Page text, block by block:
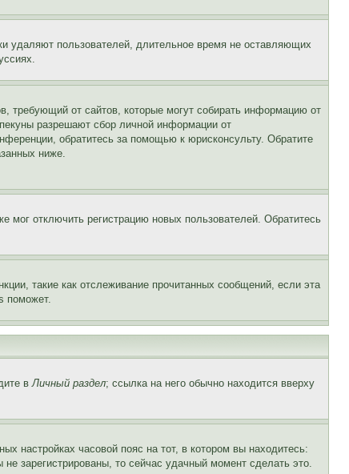
удаляют пользователей, длительное время не оставляющих
требующий от сайтов, которые могут собирать информацию от
разрешают сбор личной информации от
обратитесь за помощью к юрисконсульту. Обратите
ниже.
мог отключить регистрацию новых пользователей. Обратитесь
такие как отслеживание прочитанных сообщений, если эта
поможет.
вЛичный раздел; ссылка на него обычно находится вверху
настройках часовой пояс на тот, в котором вы находитесь:
зарегистрированы, то сейчас удачный момент сделать это.